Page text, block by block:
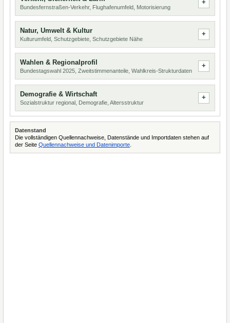
Bundesfernstraßen-Verkehr, Flughafenumfeld, Motorisierung
Natur, Umwelt & Kultur
Kulturumfeld, Schutzgebiete, Schutzgebiete Nähe
Wahlen & Regionalprofil
Bundestagswahl 2025, Zweitstimmenanteile, Wahlkreis-Strukturdaten
Demografie & Wirtschaft
Sozialstruktur regional, Demografie, Altersstruktur
Datenstand
Die vollständigen Quellennachweise, Datenstände und Importdaten stehen auf
der Seite Quellennachweise und Datenimporte